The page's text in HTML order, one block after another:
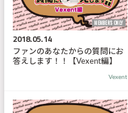
MEMBER'S ONLY
2018.05.14
ファンのあなたからの質問にお
答えします！！【Vexent編】
Vexent